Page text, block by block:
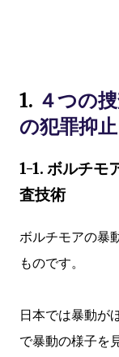
1. ４つの
の犯罪抑
1-1. ボルチモ
査技術
ボルチモアの暴
ものです。
日本では暴動が
で暴動の様子を